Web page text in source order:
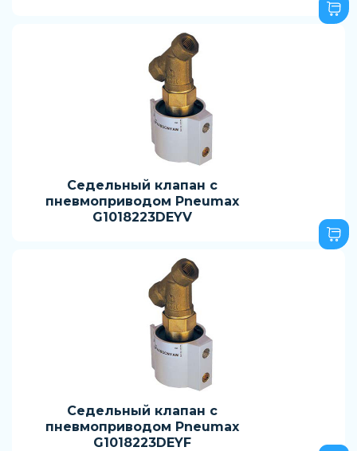
Седельный клапан с
пневмоприводом Pneumax
G1018223DEYV
Седельный клапан с
пневмоприводом Pneumax
G1018223DEYF